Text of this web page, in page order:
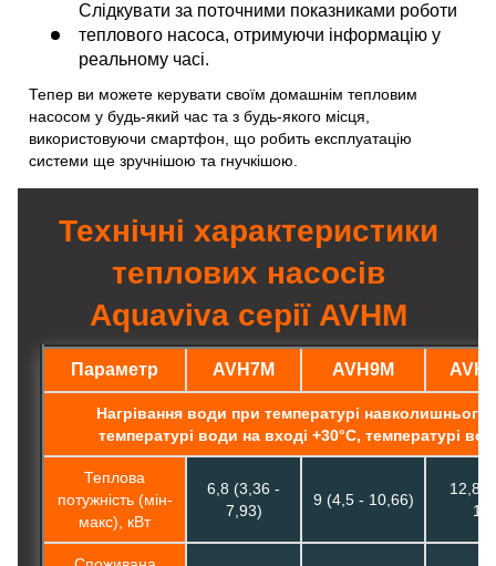
Слідкувати за поточними показниками роботи
теплового насоса, отримуючи інформацію у
реальному часі.
Тепер ви можете керувати своїм домашнім тепловим
насосом у будь-який час та з будь-якого місця,
використовуючи смартфон, що робить експлуатацію
системи ще зручнішою та гнучкішою.
Технічні характеристики
теплових насосів
Aquaviva серії AVHM
Параметр AVH7M AVH9M
Нагрівання води при температурі
температурі води на вході +30°C, температурі
Теплова
потужність (мін-
макс), кВт
6,8 (3,36 -
7,93)
9 (4,5 - 10,66)
12,8